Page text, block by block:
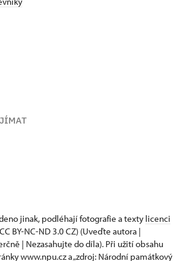
jinak, podléhají fotografie a texty licenci
BY-NC-ND 3.0 CZ) (Uveďte autora |
| Nezasahujte do díla). Při užití obsahu
www.npu.cz a „zdroj: Národní památkový